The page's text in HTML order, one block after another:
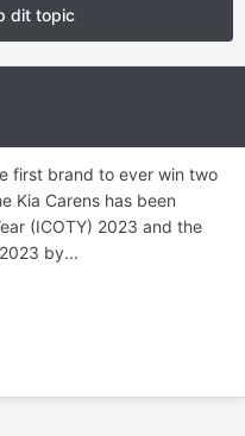
dit topic
first brand to ever win two
Kia Carens has been
(ICOTY) 2023 and the
by...